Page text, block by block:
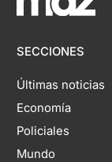
SECCIONES
Últimas noticias
Economía
Policiales
Mundo